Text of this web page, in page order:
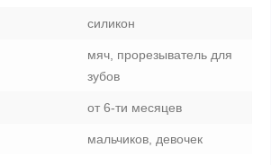
силикон
мяч, прорезыватель для
зубов
от 6-ти месяцев
мальчиков, девочек